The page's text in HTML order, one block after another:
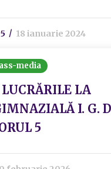
18 ianuarie 2024
media
LA
I. G.
5